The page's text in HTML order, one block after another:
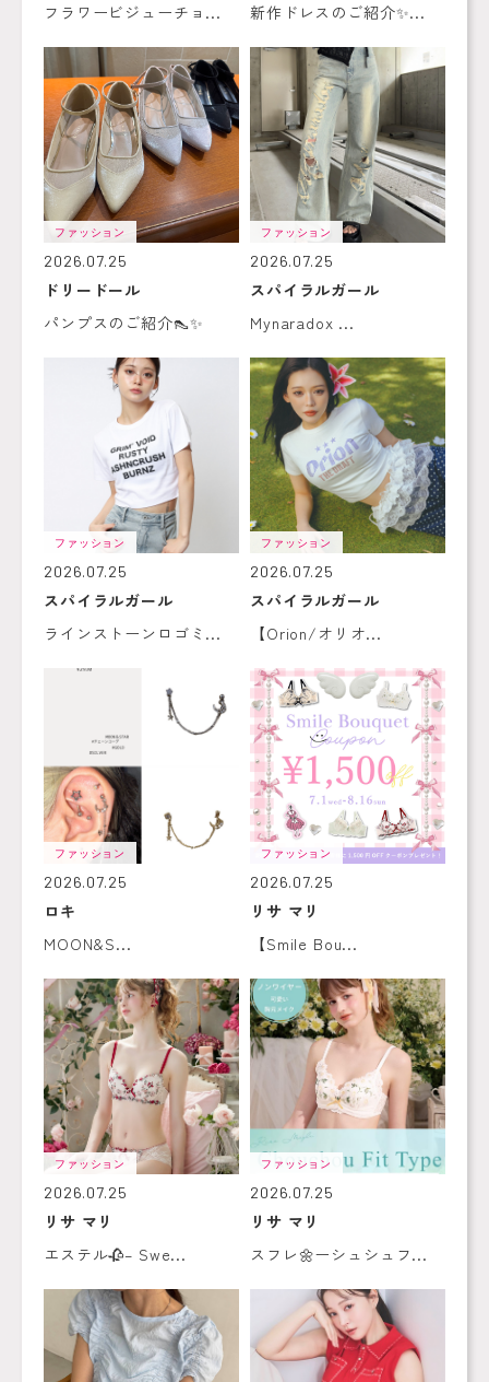
フラワービジューチョ...
新作ドレスのご紹介✨...
ファッション
2026.07.25
ドリードール
パンプスのご紹介👠✨
ファッション
2026.07.25
スパイラルガール
Mynaradox ...
ファッション
2026.07.25
スパイラルガール
ラインストーンロゴミ...
ファッション
2026.07.25
スパイラルガール
【Orion/オリオ...
ファッション
2026.07.25
ロキ
MOON&S...
ファッション
2026.07.25
リサ マリ
【Smile Bou...
ファッション
2026.07.25
リサ マリ
エステル🥀– Swe...
ファッション
2026.07.25
リサ マリ
スフレ🌼ーシュシュフ...